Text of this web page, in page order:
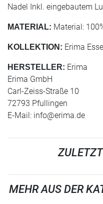
Nadel Inkl. eingebautem
MATERIAL: Material:
KOLLEKTION: Erima
HERSTELLER: Erima
Erima GmbH
Carl-Zeiss-Straße 10
72793 Pfullingen
E-Mail: info@erima.de
MEHR AUS DER